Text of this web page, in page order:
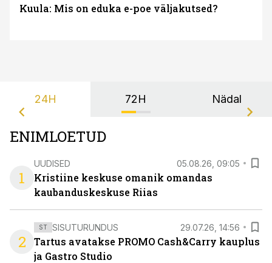
Kuula: Mis on eduka e-poe väljakutsed?
24H 72H Nädal
ENIMLOETUD
1
UUDISED 05.08.26, 09:05
Kristiine keskuse omanik omandas
kaubanduskeskuse Riias
2
ST SISUTURUNDUS 29.07.26, 14:56
Tartus avatakse PROMO Cash&Carry kauplus
ja Gastro Studio